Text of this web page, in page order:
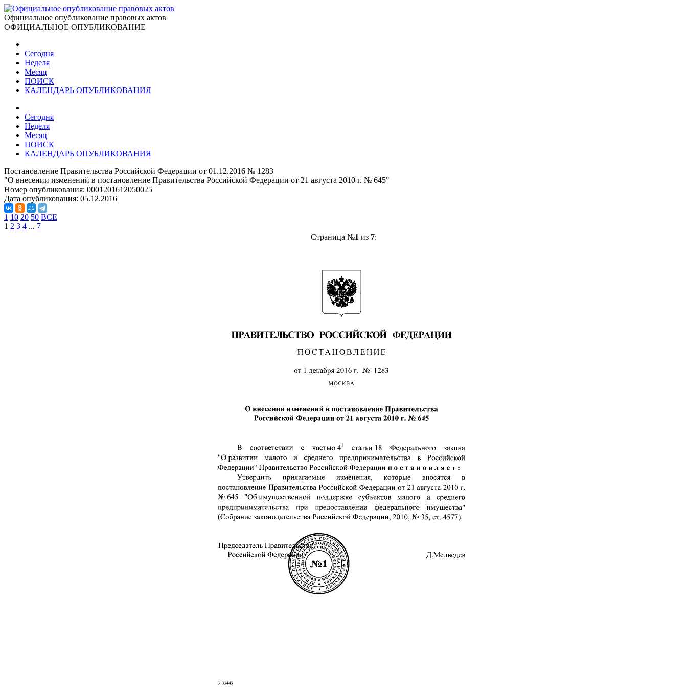
Официальное опубликование правовых актов
ОФИЦИАЛЬНОЕ ОПУБЛИКОВАНИЕ
Сегодня
Неделя
Месяц
ПОИСК
КАЛЕНДАРЬ ОПУБЛИКОВАНИЯ
Сегодня
Неделя
Месяц
ПОИСК
КАЛЕНДАРЬ ОПУБЛИКОВАНИЯ
Постановление Правительства Российской Федерации от 01.12.2016 № 1283
"О внесении изменений в постановление Правительства Российской Федерации от 21 августа 2010 г. № 645"
Номер опубликования: 0001201612050025
Дата опубликования: 05.12.2016
1 10 20 50 ВСЕ
1 2 3 4 ... 7
Страница №1 из 7: